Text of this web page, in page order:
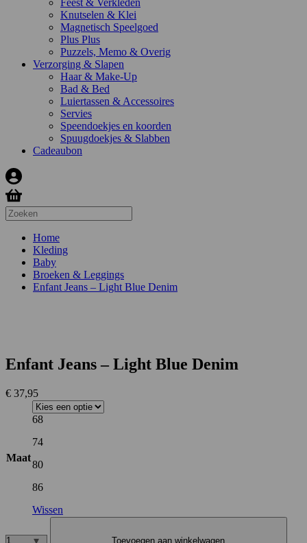
Feest & Verkleden
Knutselen & Klei
Magnetisch Speelgoed
Plus Plus
Puzzels, Memo & Overig
Verzorging & Slapen
Haar & Make-Up
Bad & Bed
Luiertassen & Accessoires
Servies
Speendoekjes en koorden
Spuugdoekjes & Slabben
Cadeaubon
Home
Kleding
Baby
Broeken & Leggings
Enfant Jeans – Light Blue Denim
Enfant Jeans – Light Blue Denim
€ 37,95
Maat
68
74
80
86
Wissen
Toevoegen aan winkelwagen